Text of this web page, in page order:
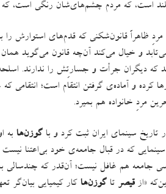
است، که مردم چشم‌های‌شان رنگی‌ است، که
ظاهراً قانون‌شکنی که قدم‌های استوارش را
و خیال می‌کند آن‌چه قانون می‌گوید
که دیگران جرأت و جسارتِش را ندارند.
کرده و آماده‌ی گرفتن انتقام است؛
مردِ خانواده هم بمیرد.
تاریخ سینمای ایران ثبت کرد و با گوزن‌ها به
که در قبال جامعه‌ی خود بی‌اعتنا
جامعه هم غافل نیست؛ آن‌قدر که چندسالی
«ازقیصر تا گوزن‌ها کار کیمیایی بیان‌گر